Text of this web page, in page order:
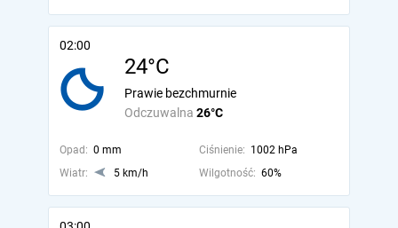
02:00
24°C
Odczuwalna 26°C
Prawie bezchmurnie
Opad: 0 mm Ciśnienie: 1002 hPa
Wiatr:
5 km/h Wilgotność: 60%